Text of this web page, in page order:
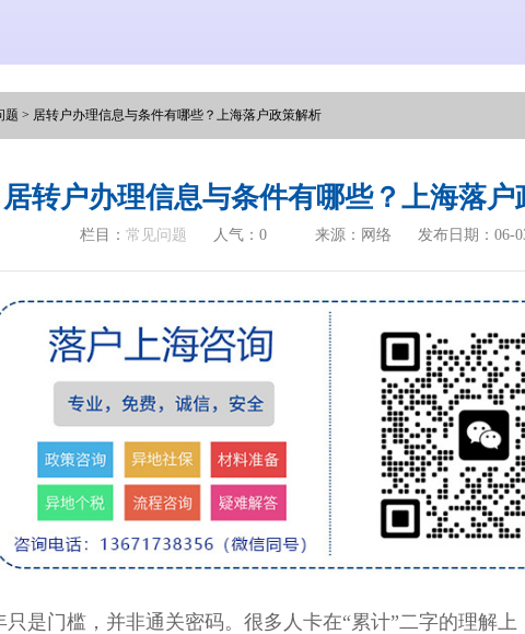
题 > 居转户办理信息与条件有哪些？上海落户政策解析
居转户办理信息与条件有哪些？上海落户
栏目： 常见问题 人气： 0 来源：网络 发布日期：06-
门槛，并非通关密码。很多人卡在“累计”二字的理解上